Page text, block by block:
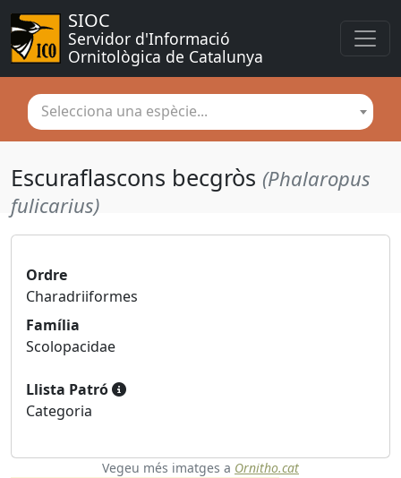
SIOC
Servidor d'Informació
Ornitològica de Catalunya
Selecciona una espècie...
Escuraflascons becgròs (Phalaropus
fulicarius)
Ordre
Charadriiformes
Família
Scolopacidae
Llista Patró
Categoria
Vegeu més imatges a Ornitho.cat